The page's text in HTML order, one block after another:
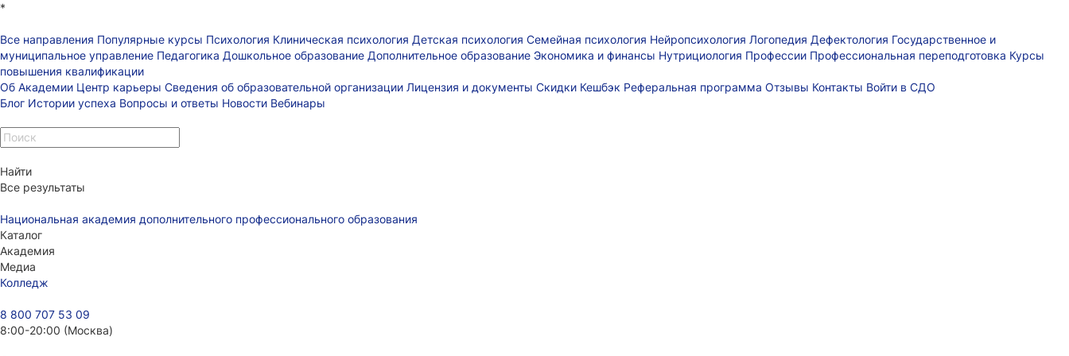
*
Все направления Популярные курсы Психология Клиническая психология Детская психология Семейная психология Нейропсихология Логопедия Дефектология Государственное и
муниципальное управление Педагогика Дошкольное образование Дополнительное образование Экономика и финансы Нутрициология Профессии Профессиональная переподготовка Курсы
повышения квалификации
Об Академии Центр карьеры Сведения об образовательной организации Лицензия и документы Скидки Кешбэк Реферальная программа Отзывы Контакты Войти в СДО
Блог Истории успеха Вопросы и ответы Новости Вебинары
Найти
Все результаты
Национальная академия дополнительного профессионального образования
Каталог
Академия
Медиа
Колледж
8 800 707 53 09
8:00-20:00 (Москва)